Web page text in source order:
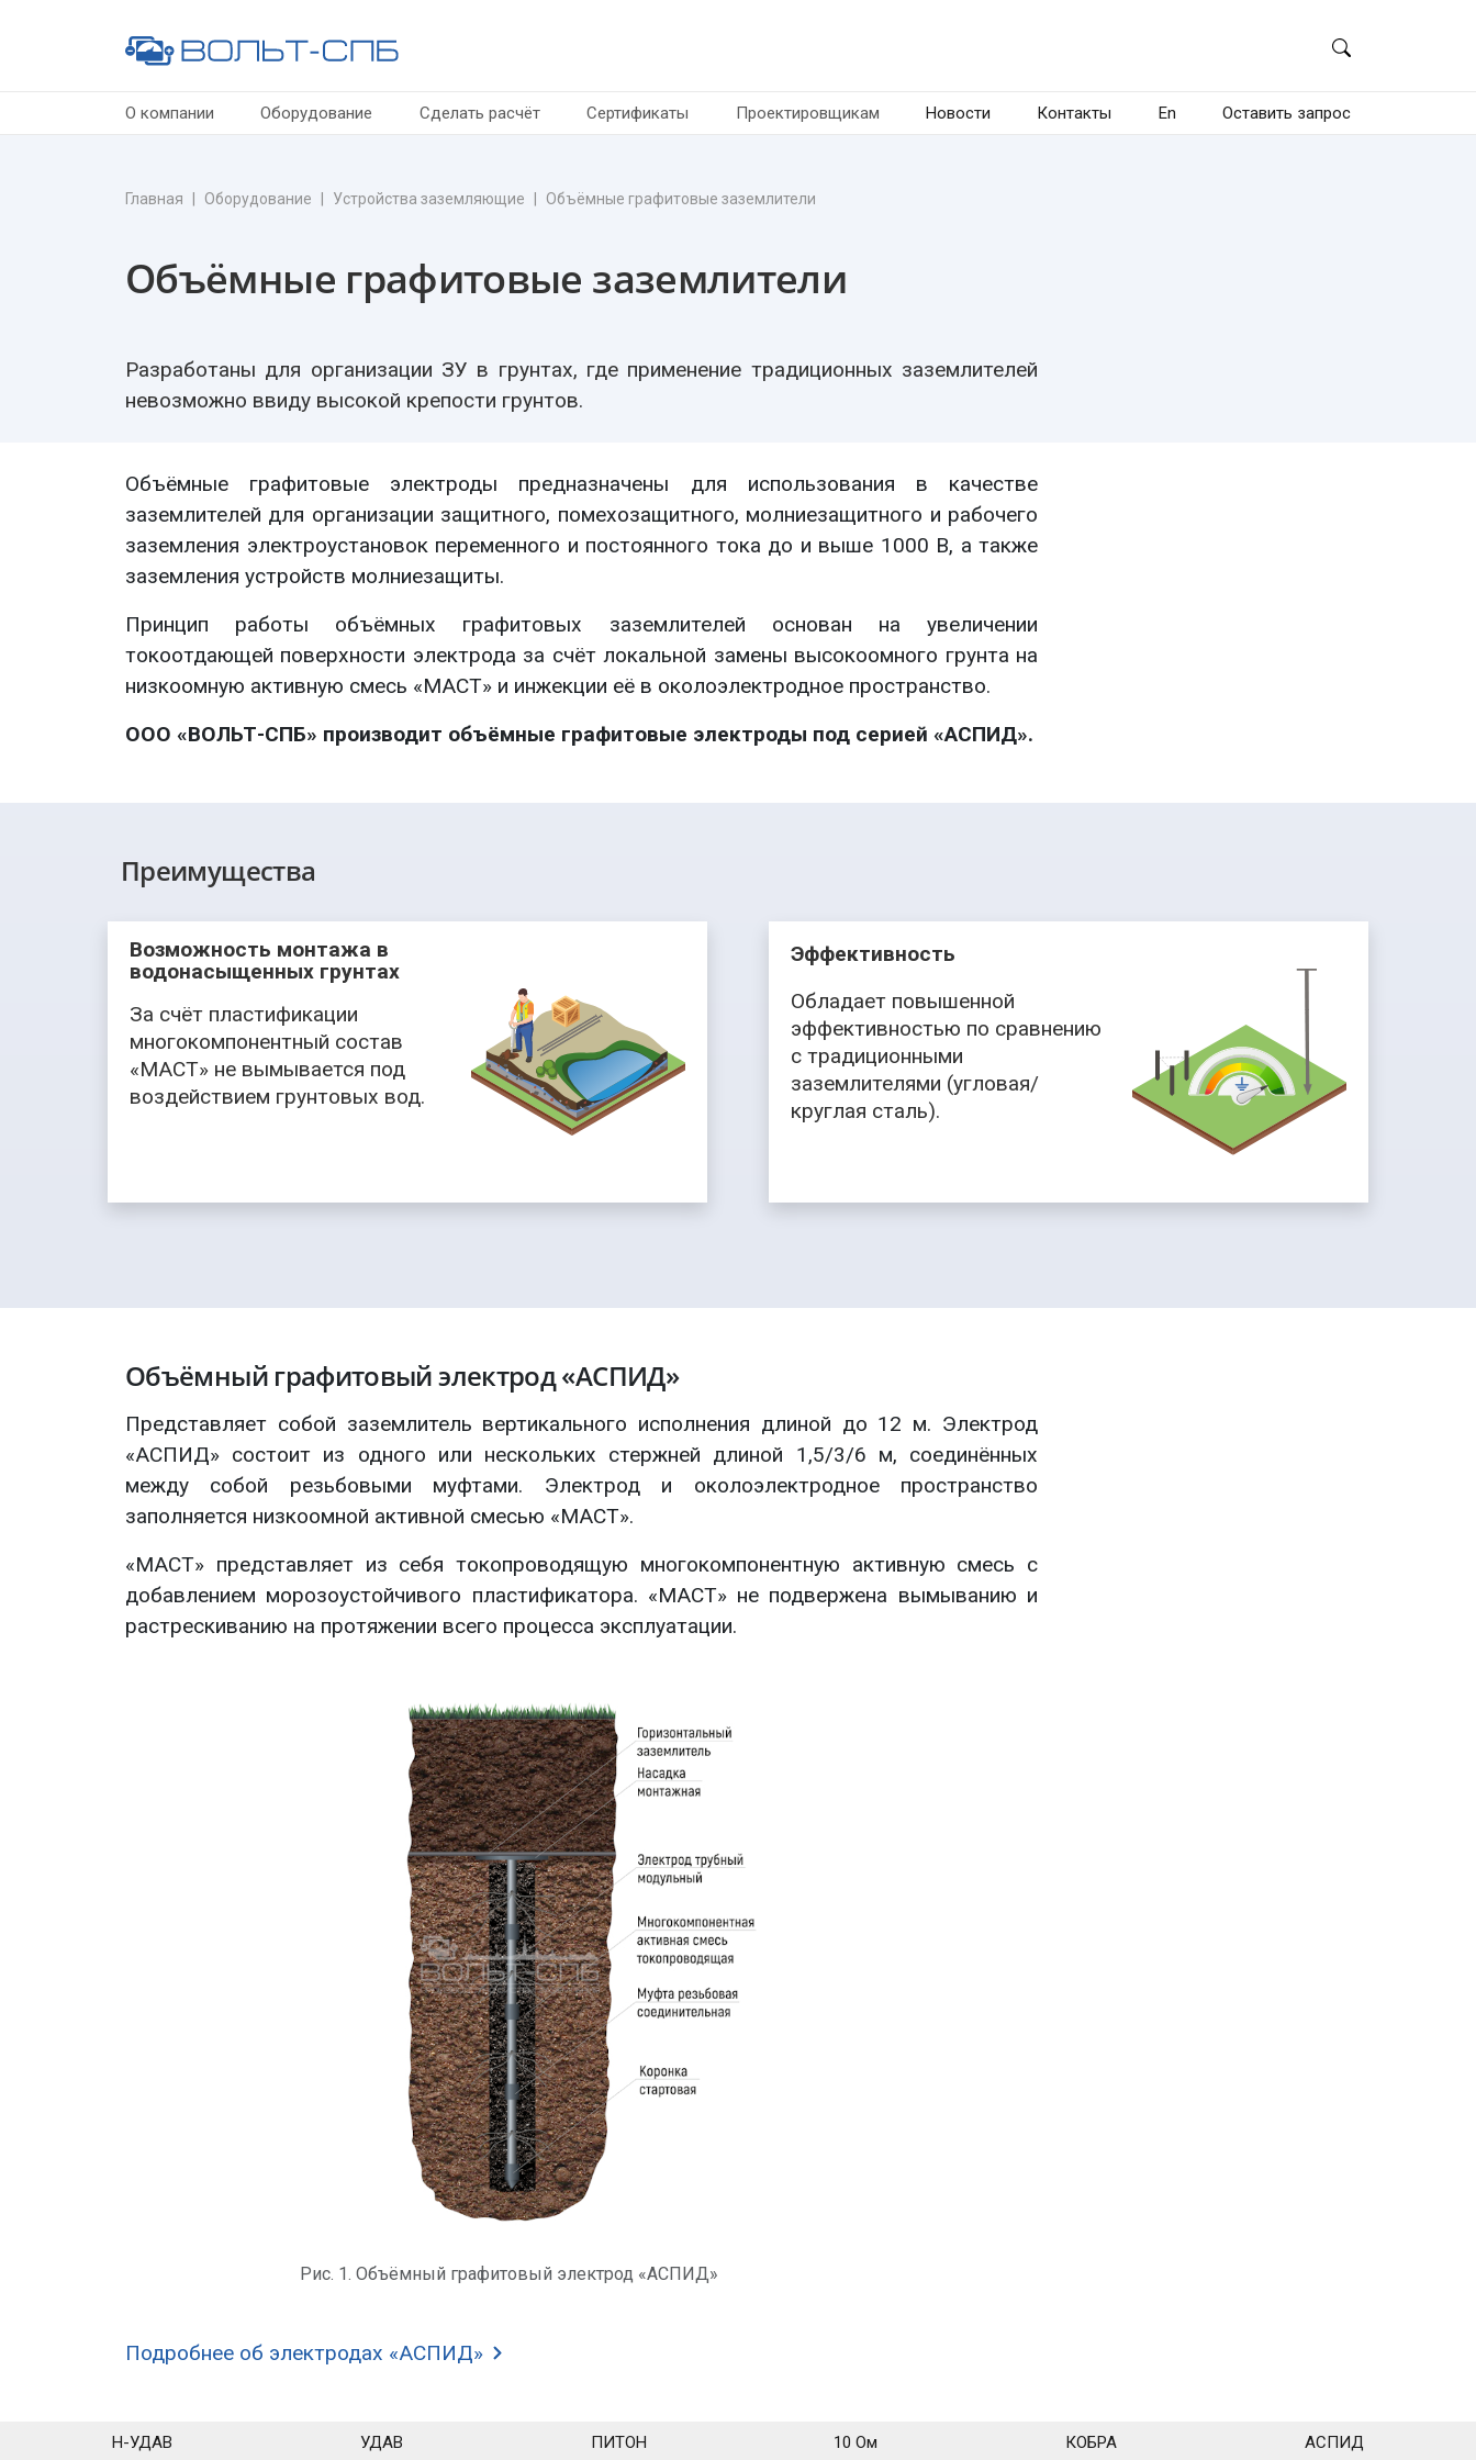
О компании Оборудование Сделать расчёт Сертификаты Проектировщикам Новости Контакты En Оставить запрос
Главная Оборудование Устройства заземляющие Объёмные графитовые заземлители
Объёмные графитовые заземлители
Разработаны для организации ЗУ в грунтах, где применение традиционных заземлителей
невозможно ввиду высокой крепости грунтов.
Объёмные графитовые электроды предназначены для использования в качестве
заземлителей для организации защитного, помехозащитного, молниезащитного и рабочего
заземления электроустановок переменного и постоянного тока до и выше 1000 В, а также
заземления устройств молниезащиты.
Принцип работы объёмных графитовых заземлителей основан на увеличении
токоотдающей поверхности электрода за счёт локальной замены высокоомного грунта на
низкоомную активную смесь «МАСТ» и инжекции её в околоэлектродное пространство.
ООО «ВОЛЬТ-СПБ» производит объёмные графитовые электроды под серией «АСПИД».
Преимущества
Возможность монтажа в
водонасыщенных грунтах
За счёт пластификации
многокомпонентный состав
«МАСТ» не вымывается под
воздействием грунтовых вод.
Эффективность
Обладает повышенной
эффективностью по сравнению
с традиционными
заземлителями (угловая/
круглая сталь).
Объёмный графитовый электрод «АСПИД»
Представляет собой заземлитель вертикального исполнения длиной до 12 м. Электрод
«АСПИД» состоит из одного или нескольких стержней длиной 1,5/3/6 м, соединённых
между собой резьбовыми муфтами. Электрод и околоэлектродное пространство
заполняется низкоомной активной смесью «МАСТ».
«МАСТ» представляет из себя токопроводящую многокомпонентную активную смесь с
добавлением морозоустойчивого пластификатора. «МАСТ» не подвержена вымыванию и
растрескиванию на протяжении всего процесса эксплуатации.
Рис. 1. Объёмный графитовый электрод «АСПИД»
Подробнее об электродах «АСПИД»
Н-УДАВ УДАВ ПИТОН 10 Ом КОБРА АСПИД